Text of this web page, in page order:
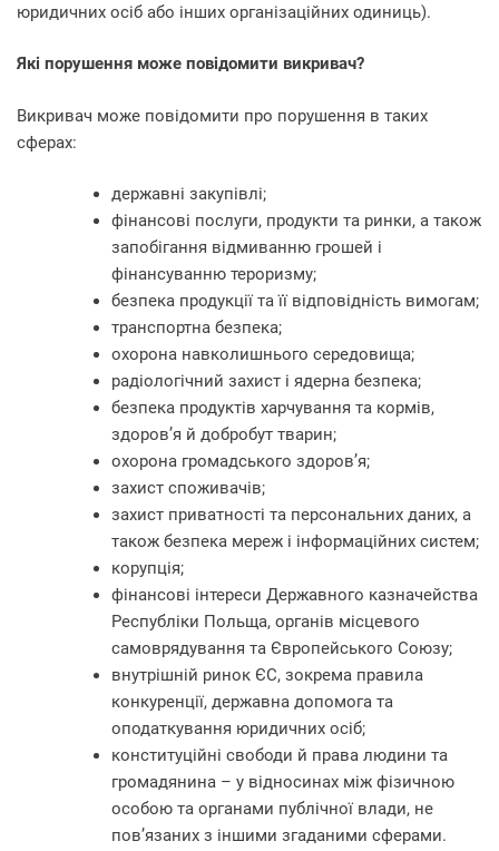
юридичних осіб або інших організаційних одиниць).
Які порушення може повідомити викривач?
Викривач може повідомити про порушення в таких
сферах:
державні закупівлі;
фінансові послуги, продукти та ринки, а також
запобігання відмиванню грошей і
фінансуванню тероризму;
безпека продукції та її відповідність вимогам;
транспортна безпека;
охорона навколишнього середовища;
радіологічний захист і ядерна безпека;
безпека продуктів харчування та кормів,
здоров’я й добробут тварин;
охорона громадського здоров’я;
захист споживачів;
захист приватності та персональних даних, а
також безпека мереж і інформаційних систем;
корупція;
фінансові інтереси Державного казначейства
Республіки Польща, органів місцевого
самоврядування та Європейського Союзу;
внутрішній ринок ЄС, зокрема правила
конкуренції, державна допомога та
оподаткування юридичних осіб;
конституційні свободи й права людини та
громадянина – у відносинах між фізичною
особою та органами публічної влади, не
пов’язаних з іншими згаданими сферами.